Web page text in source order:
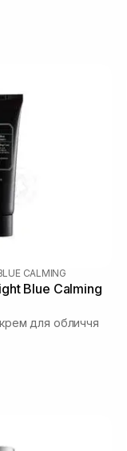
CALMING
Blue Calming
крем для обличчя